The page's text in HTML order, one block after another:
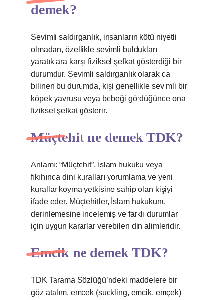
demek?
Sevimli saldırganlık, insanların kötü niyetli
olmadan, özellikle sevimli buldukları
yaratıklara karşı fiziksel şefkat gösterdiği bir
durumdur. Sevimli saldırganlık olarak da
bilinen bu durumda, kişi genellikle sevimli bir
köpek yavrusu veya bebeği gördüğünde ona
fiziksel şefkat gösterir.
Müçtehit ne demek TDK?
Anlamı: “Müçtehit”, İslam hukuku veya
fıkıhında dini kuralları yorumlama ve yeni
kurallar koyma yetkisine sahip olan kişiyi
ifade eder. Müçtehitler, İslam hukukunu
derinlemesine incelemiş ve farklı durumlar
için uygun kararlar verebilen din alimleridir.
Emcik ne demek TDK?
TDK Tarama Sözlüğü’ndeki maddelere bir
göz atalım. emcek (suckling, emcik, emçek)